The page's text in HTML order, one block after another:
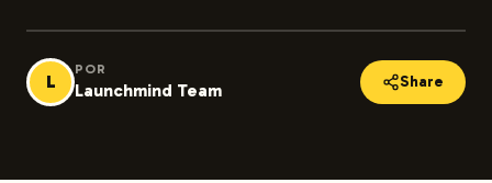
L
POR
Launchmind Team Share